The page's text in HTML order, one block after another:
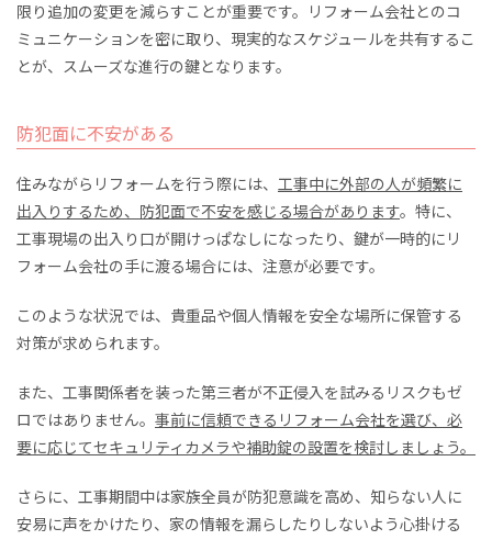
限り追加の変更を減らすことが重要です。リフォーム会社とのコ
ミュニケーションを密に取り、現実的なスケジュールを共有するこ
とが、スムーズな進行の鍵となります。
防犯面に不安がある
住みながらリフォームを行う際には、 工事中に外部の人が頻繁に
出入りするため、防犯面で不安を感じる場合があります。特に、
工事現場の出入り口が開けっぱなしになったり、鍵が一時的にリ
フォーム会社の手に渡る場合には、注意が必要です。
このような状況では、貴重品や個人情報を安全な場所に保管する
対策が求められます。
また、工事関係者を装った第三者が不正侵入を試みるリスクもゼ
ロではありません。 事前に信頼できるリフォーム会社を選び、必
要に応じてセキュリティカメラや補助錠の設置を検討しましょう。
さらに、工事期間中は家族全員が防犯意識を高め、知らない人に
安易に声をかけたり、家の情報を漏らしたりしないよう心掛ける